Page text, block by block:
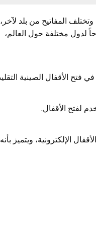
المفاتيح من بلد لآخر،
وتاريخه وتطوره التكنولوجي. وفي هذا المقال سنتحدث عن 968 مفتاحاً لدول مختلفة حول العالم،
لفتح الأقفال.
الإلكترونية، ويتميز بأنه